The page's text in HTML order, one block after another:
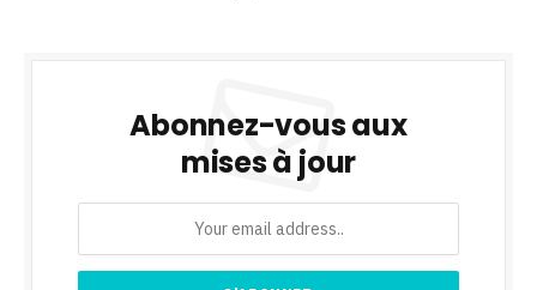
Abonnez-vous aux
mises à jour